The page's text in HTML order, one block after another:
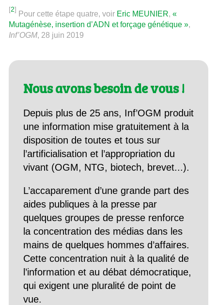
[2]
Pour cette étape quatre, voir Eric MEUNIER, «
Mutagénèse, insertion d’ADN et forçage génétique »,
Inf’OGM, 28 juin 2019
Nous avons besoin de vous !
Depuis plus de 25 ans, Inf’OGM produit
une information mise gratuitement à la
disposition de toutes et tous sur
l’artificialisation et l’appropriation du
vivant (OGM, NTG, biotech, brevet...).
L’accaparement d’une grande part des
aides publiques à la presse par
quelques groupes de presse renforce
la concentration des médias dans les
mains de quelques hommes d’affaires.
Cette concentration nuit à la qualité de
l’information et au débat démocratique,
qui exigent une pluralité de point de
vue.